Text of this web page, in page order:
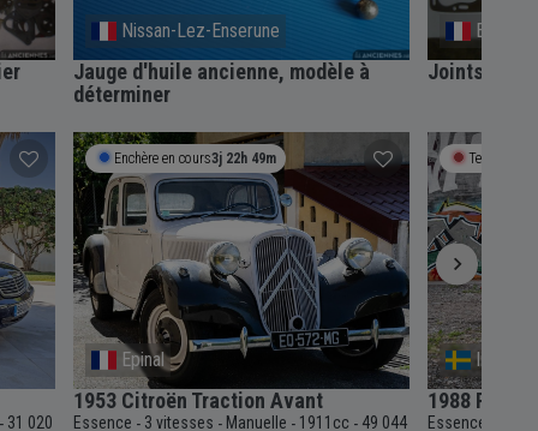
Nissan-Lez-Enserune
Jauge d'huile ancienne, modèle à
déterminer
Epinay-
Joints de
- 31 020
Enchère en cours3j 22h 49m
Epinal
1953 Citroën Traction Avant
Essence - 3 vitesses - Manuelle - 1911cc - 49 044
Termine
1988
Essence